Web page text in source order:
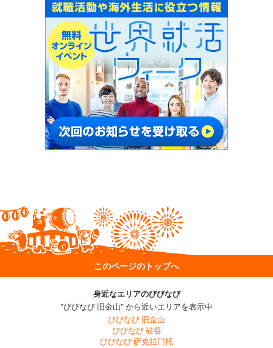
このページのトップへ
身近なエリアのびびなび
"びびなび 旧金山" から近いエリアを表示中
びびなび 旧金山
びびなび 硅谷
びびなび 萨克拉门托